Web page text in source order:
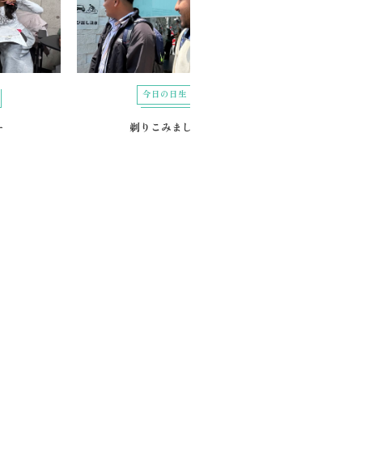
今日の日生
剃りこみました